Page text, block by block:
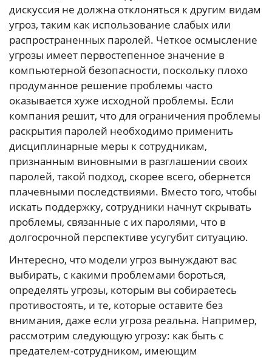
дискуссия не должна отклоняться к другим видам
угроз, таким как использование слабых или
распространенных паролей. Четкое осмысление
угрозы имеет первостепенное значение в
компьютерной безопасности, поскольку плохо
продуманное решение проблемы часто
оказывается хуже исходной проблемы. Если
компания решит, что для ограничения проблемы
раскрытия паролей необходимо применить
дисциплинарные меры к сотрудникам,
признанным виновными в разглашении своих
паролей, такой подход, скорее всего, обернется
плачевными последствиями. Вместо того, чтобы
искать поддержку, сотрудники начнут скрывать
проблемы, связанные с их паролями, что в
долгосрочной перспективе усугубит ситуацию.
Интересно, что модели угроз вынуждают вас
выбирать, с какими проблемами бороться,
определять угрозы, которым вы собираетесь
противостоять, и те, которые оставите без
внимания, даже если угроза реальна. Например,
рассмотрим следующую угрозу: как быть с
предателем-сотрудником, имеющим